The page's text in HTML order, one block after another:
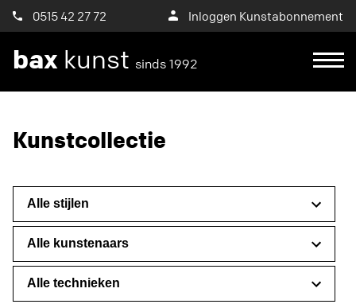
0515 42 27 72 Inloggen Kunstabonnement
bax kunst sinds 1992
Kunstcollectie